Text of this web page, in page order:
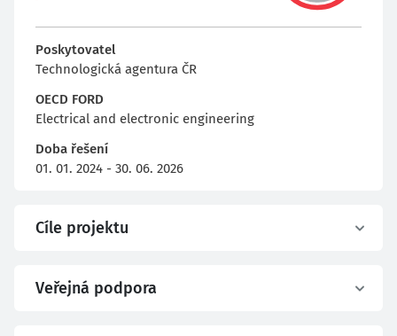
Poskytovatel
Technologická agentura ČR
OECD FORD
Electrical and electronic engineering
Doba řešení
01. 01. 2024 - 30. 06. 2026
Cíle projektu
Veřejná podpora